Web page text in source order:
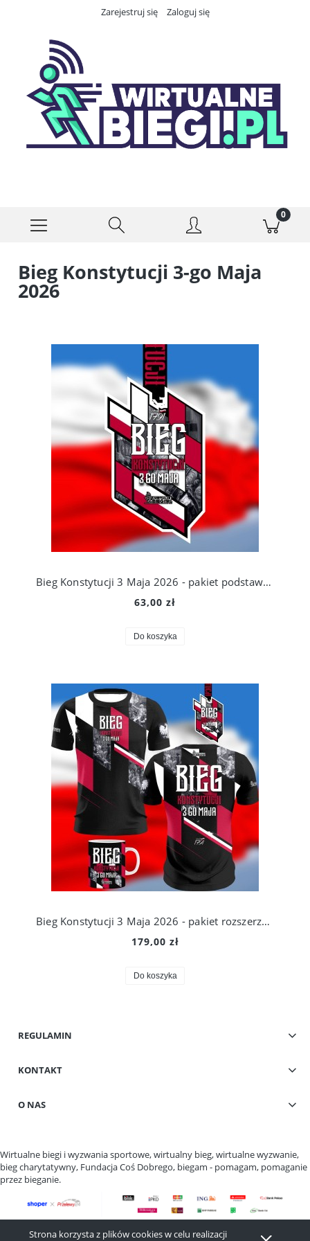
Strona korzysta z plików cookies w celu realizacji
Zarejestruj się Zaloguj się
Bieg Konstytucji 3-go Maja
2026
Bieg Konstytucji 3 Maja 2026 - pakiet podstawowy
63,00 zł
Do koszyka
Bieg Konstytucji 3 Maja 2026 - pakiet rozszerzony z koszulką fullprint
179,00 zł
Do koszyka
REGULAMIN
KONTAKT
O NAS
Wirtualne biegi i wyzwania sportowe, wirtualny bieg, wirtualne wyzwanie,
bieg charytatywny, Fundacja Coś Dobrego, biegam - pomagam, pomaganie
przez bieganie.